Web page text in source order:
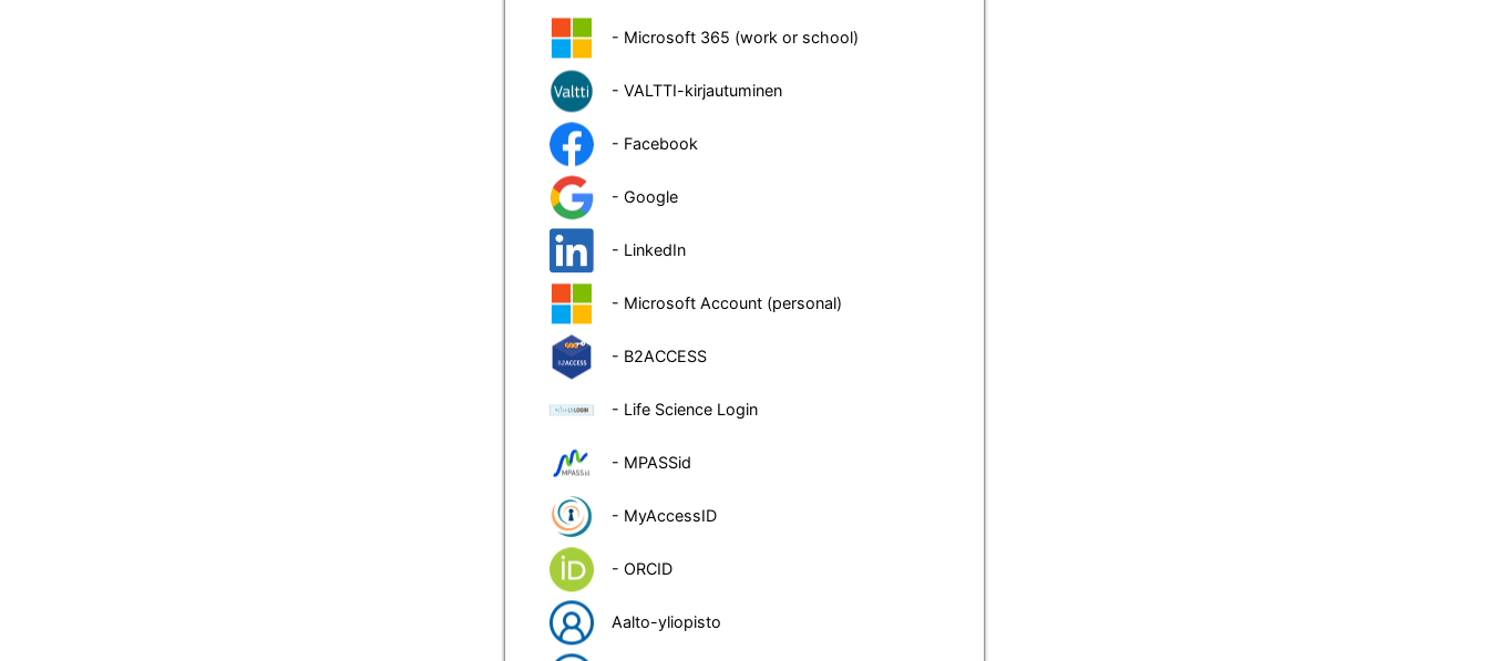
- Microsoft 365 (work or school)
- VALTTI-kirjautuminen
- Facebook
- Google
- LinkedIn
- Microsoft Account (personal)
- B2ACCESS
- Life Science Login
- MPASSid
- MyAccessID
- ORCID
Aalto-yliopisto